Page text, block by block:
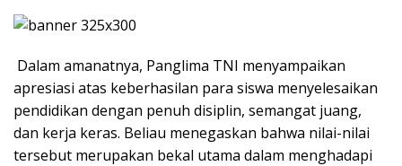
Dalam amanatnya, Panglima TNI menyampaikan
apresiasi atas keberhasilan para siswa menyelesaikan
pendidikan dengan penuh disiplin, semangat juang,
dan kerja keras. Beliau menegaskan bahwa nilai-nilai
tersebut merupakan bekal utama dalam menghadapi